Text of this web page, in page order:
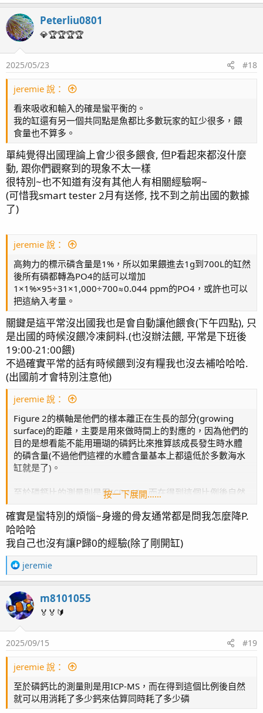
Peterliu0801
💎🏆🏆🏆🏆
2025/05/23 #18
jeremie 說：
看來吸收和輸入的確是蠻平衡的。
我的缸還有另一個共同點是魚都比多數玩家的缸少很多，餵
食量也不算多。
單純覺得出國理論上會少很多餵食, 但P看起來都沒什麼
動, 跟你們觀察到的現象不太一樣
很特別~也不知道有沒有其他人有相關經驗啊~
(可惜我smart tester 2月有送修, 找不到之前出國的數據
了)
jeremie 說：
高夠力的標示磷含量是1%，所以如果餵進去1g到700L的缸然
後所有磷都轉為PO4的話可以增加
1×1%×95÷31×1,000÷700≈0.044 ppm的PO4，或許也可以
把這納入考量。
關鍵是這平常沒出國我也是會自動讓他餵食(下午四點), 只
是出國的時候沒餵冷凍飼料.(也沒辦法餵, 平常是下班後
19:00-21:00餵)
不過確實平常的話有時候餵到沒有糧我也沒去補哈哈哈.
(出國前才會特別注意他)
jeremie 說：
Figure 2的橫軸是他們的樣本離正在生長的部分(growing
surface)的距離，主要是用來做時間上的對應的，因為他們的
目的是想看能不能用珊瑚的磷鈣比來推算該成長發生時水體
的磷含量(不過他們這裡的水體含量基本上都遠低於多數海水
缸就是了)。
至於磷鈣比的測量則是用ICP-MS，而在得到這個比例後自然
多微量元素產品會建議用KH或鈣的消耗來當作添加基準一
樣。
的確是非常容易直接見底，而且珊瑚對於缺磷的敏感度也比
缺氮還高，所以確實比較危險。
我自己原本是都不會特別拉濃度，反正只要有在加珊瑚表現
也OK就好。不過最近我也開始嘗試至少讓其維持在測得到的
狀態，這樣至少緩衝空間會大一些。
按一下展開……
確實是蠻特別的煩惱~身邊的骨友通常都是問我怎麼降P.
哈哈哈
我自己也沒有讓P歸0的經驗(除了剛開缸)
R
e
c
t
i
o
n
：
jeremie
m8101055
🏅🏅🔰
2025/09/15 #19
jeremie 說：
至於磷鈣比的測量則是用ICP-MS，而在得到這個比例後自然
就可以用消耗了多少鈣來估算同時耗了多少磷